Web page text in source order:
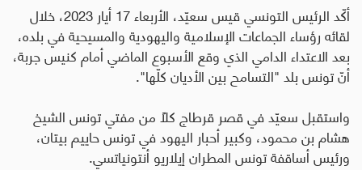
أكّد الرئيس التونسي قيس سعيّد، الأربعاء 17 أيار 2023، خلال
لقائه رؤساء الجماعات الإسلامية واليهودية والمسيحية في بلده،
بعد الاعتداء الدامي الذي وقع الأسبوع الماضي أمام كنيس جربة،
أنّ تونس بلد "التسامح بين الأديان كلّها".
واستقبل سعيّد في قصر قرطاج كلاً من مفتي تونس الشيخ
هشام بن محمود، وكبير أحبار اليهود في تونس حاييم بيتان،
ورئيس أساقفة تونس المطران إيلاريو أنتونياتسي.